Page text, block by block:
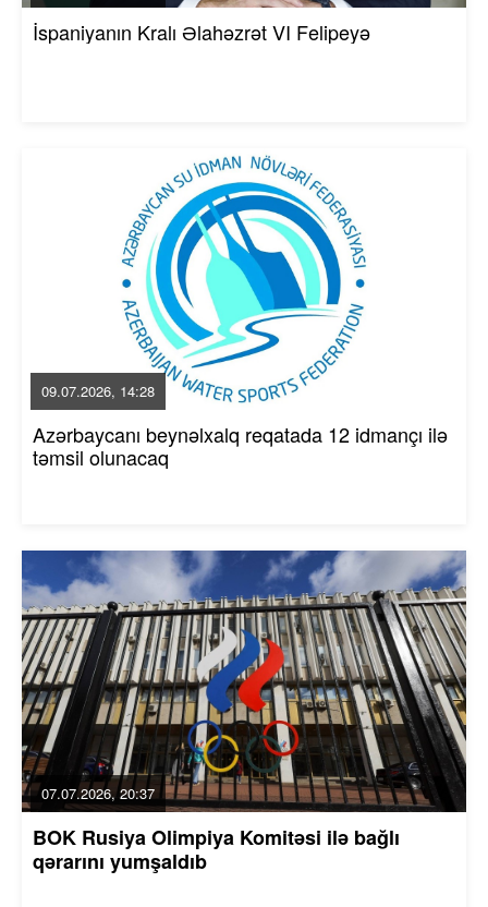
İspaniyanın Kralı Əlahəzrət VI Felipeyə
09.07.2026, 14:28
Azərbaycanı beynəlxalq reqatada 12 idmançı ilə
təmsil olunacaq
07.07.2026, 20:37
BOK Rusiya Olimpiya Komitəsi ilə bağlı
qərarını yumşaldıb